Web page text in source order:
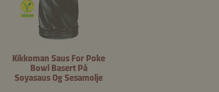
Kikkoman Saus For Poke
Bowl Basert På
Soyasaus Og Sesamolje